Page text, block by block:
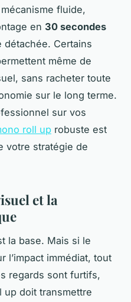
fluide,
en 30 secondes
détachée. Certains
même de
sans racheter toute
sur le long terme.
sur vos
roll up robuste est
votre stratégie de
et la
la base. Mais si le
l’impact immédiat, tout
regards sont furtifs,
up doit transmettre